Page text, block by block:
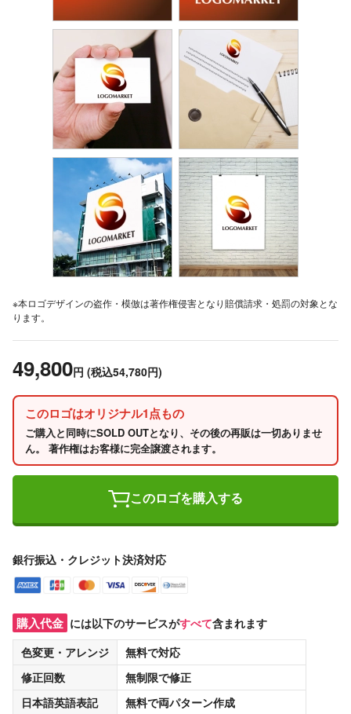
※本ロゴデザインの盗作・模倣は著作権侵害となり賠償請求・処罰の対象とな
ります。
49,800円 (税込54,780円)
このロゴはオリジナル1点もの
ご購入と同時にSOLD OUTとなり、その後の再販は一切ありませ
ん。 著作権はお客様に完全譲渡されます。
このロゴを購入する
銀行振込・クレジット決済対応
購入代金 には以下のサービスがすべて含まれます
色変更・アレンジ
無料で対応
修正回数
無制限で修正
日本語英語表記
無料で両パターン作成